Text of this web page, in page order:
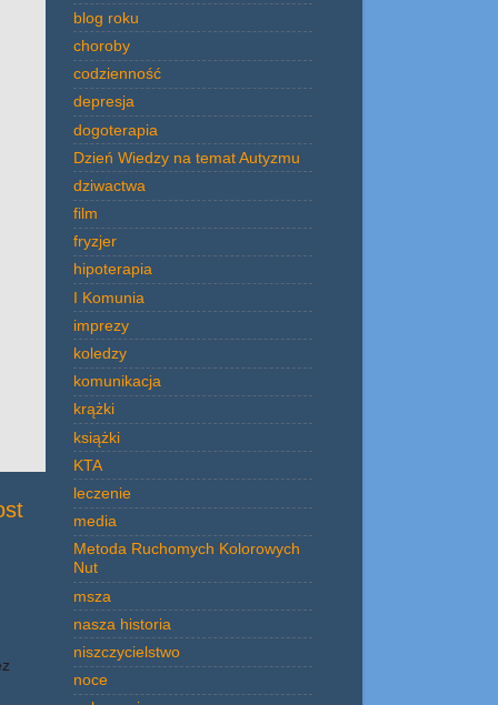
blog roku
choroby
codzienność
depresja
dogoterapia
Dzień Wiedzy na temat Autyzmu
dziwactwa
film
fryzjer
hipoterapia
I Komunia
imprezy
koledzy
komunikacja
krążki
książki
KTA
leczenie
media
Metoda Ruchomych Kolorowych
Nut
msza
nasza historia
niszczycielstwo
noce